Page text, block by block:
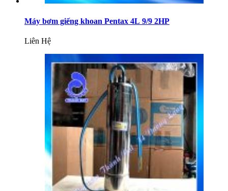
Máy bơm giếng khoan Pentax 4L 9/9 2HP
Liên Hệ